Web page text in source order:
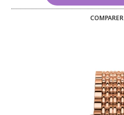
COMPARER